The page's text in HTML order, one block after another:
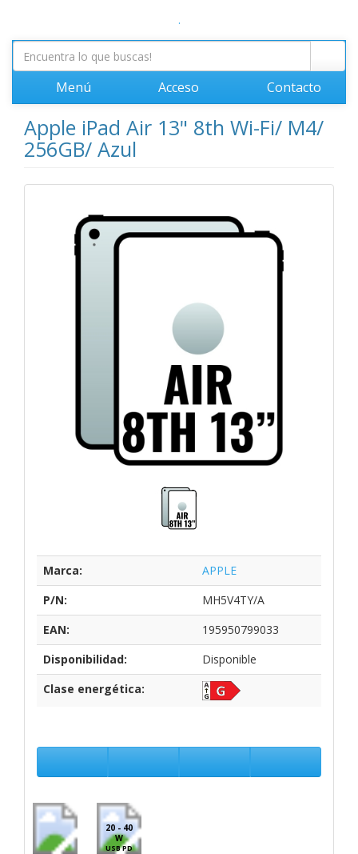
.
Menú Acceso Contacto
Apple iPad Air 13" 8th Wi-Fi/ M4/
256GB/ Azul
Marca:
APPLE
P/N:
MH5V4TY/A
EAN:
195950799033
Disponibilidad:
Disponible
Clase energética:
20 - 40
W
USB PD